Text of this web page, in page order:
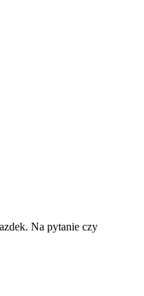
Na pytanie czy